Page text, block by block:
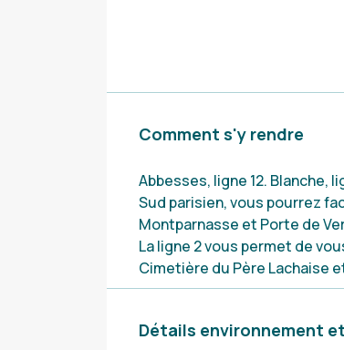
Comment s'y rendre
Abbesses, ligne 12. Blanche,
Sud parisien, vous pourrez
Montparnasse et Porte de
La ligne 2 vous permet de
Cimetière du Père Lachaise
Détails environnement